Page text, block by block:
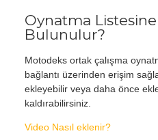
Oynatma Listesine
Bulunulur?
Motodeks ortak çalışma
bağlantı üzerinden erişim
ekleyebilir veya daha önce
kaldırabilirsiniz.
Video Nasıl eklenir?